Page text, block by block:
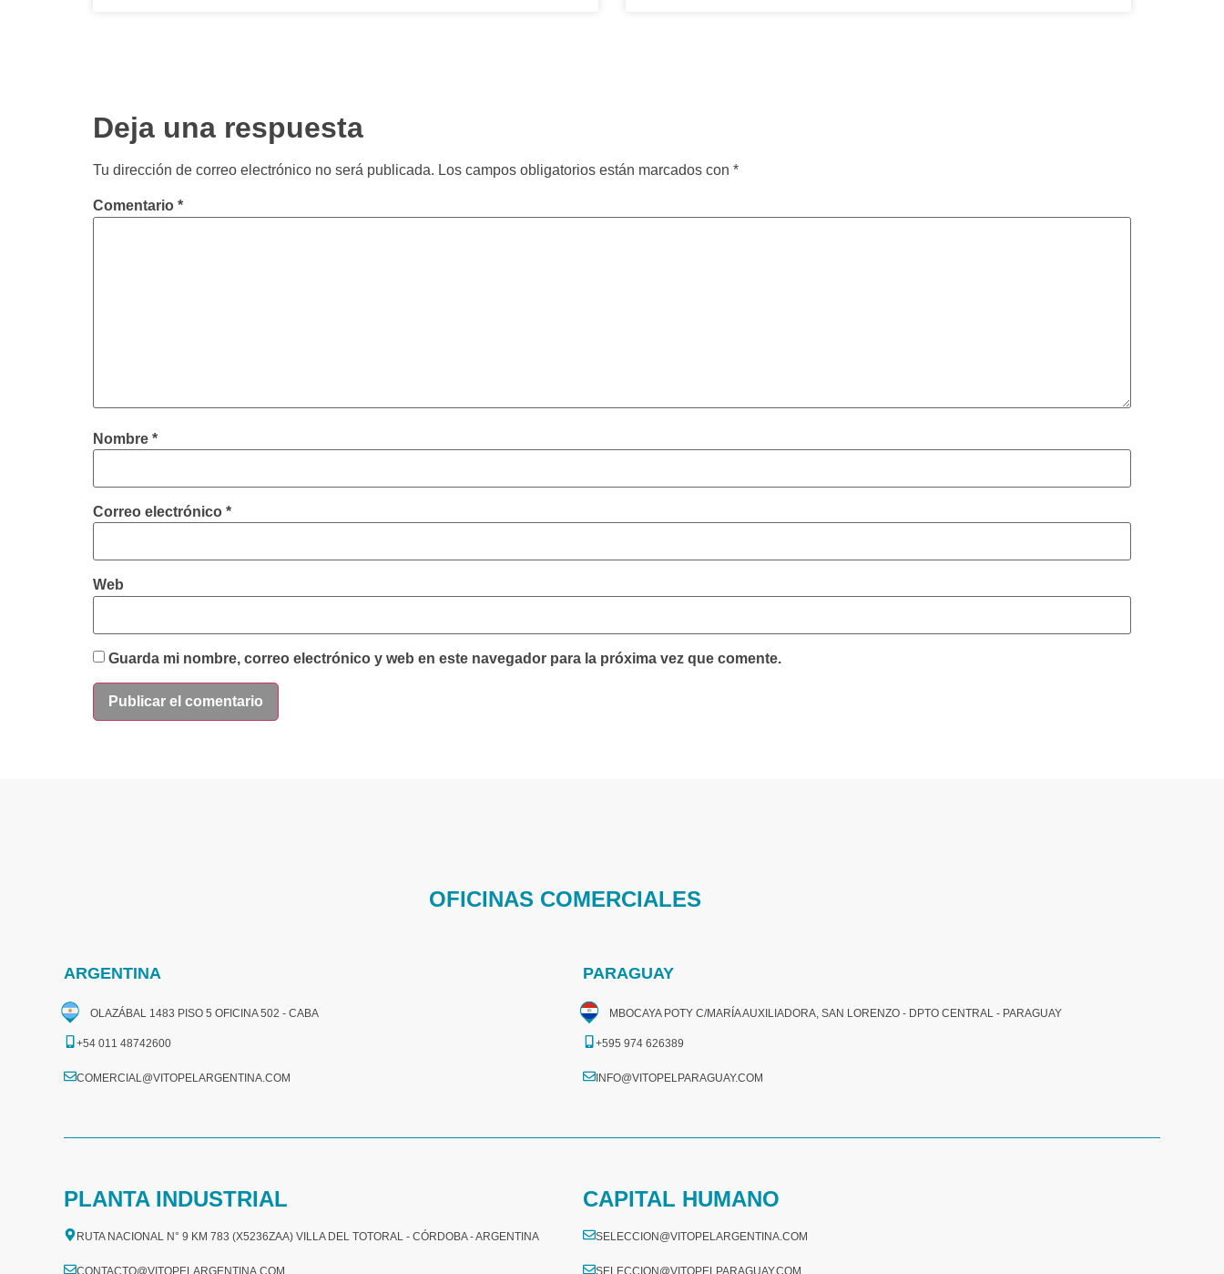
Deja una respuesta
Tu dirección de correo electrónico no será publicada. Los campos obligatorios están marcados con *
Comentario *
Nombre *
Correo electrónico *
Web
Guarda mi nombre, correo electrónico y web en este navegador para la próxima vez que comente.
OFICINAS COMERCIALES
ARGENTINA
OLAZÁBAL 1483 PISO 5 OFICINA 502 - CABA
+54 011 48742600​
COMERCIAL@VITOPELARGENTINA.COM​
PARAGUAY
MBOCAYA POTY C/MARÍA AUXILIADORA, SAN LORENZO - DPTO CENTRAL - PARAGUAY
+595 974 626389
INFO@VITOPELPARAGUAY.COM
PLANTA INDUSTRIAL
RUTA NACIONAL N° 9 KM 783 (X5236ZAA) VILLA DEL TOTORAL - CÓRDOBA - ARGENTINA
CONTACTO@VITOPELARGENTINA.COM
CAPITAL HUMANO
SELECCION@VITOPELARGENTINA.COM
SELECCION@VITOPELPARAGUAY.COM